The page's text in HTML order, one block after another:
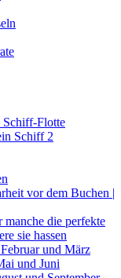
Schiff-Flotte
Schiff 2
vor dem Buchen |
manche die perfekte
sie hassen
und März
und Juni